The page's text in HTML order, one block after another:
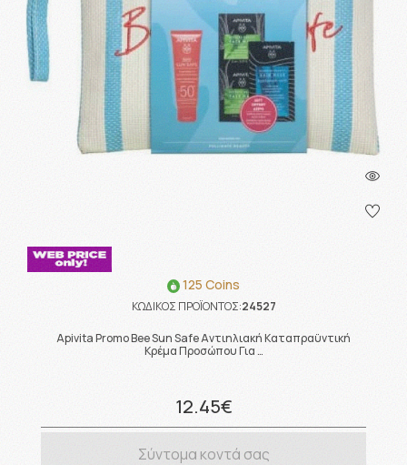
125 Coins
ΚΩΔΙΚΟΣ ΠΡΟΪΟΝΤΟΣ:24527
Apivita Promo Bee Sun Safe Αντιηλιακή Καταπραϋντική
Κρέμα Προσώπου Για …
12.45€
Σύντομα κοντά σας